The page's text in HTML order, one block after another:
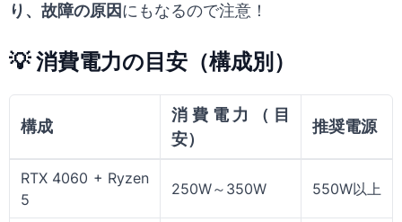
り、故障の原因にもなるので注意！
💡 消費電力の目安（構成別）
構成
消費電力（目
安）
推奨電源
RTX 4060 + Ryzen
5
250W～350W 550W以上